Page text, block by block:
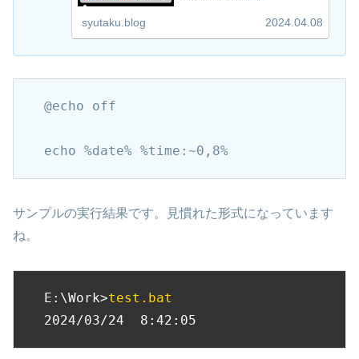
syutaku.blog 2024.04.08
@echo off
echo %date% %time:~0,8%
サンプルの実行結果です。見慣れた形式になっています
ね。
E:\Work>test.bat
2024/03/24  8:42:05